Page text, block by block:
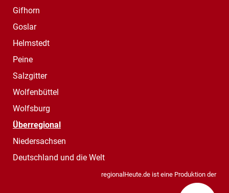
Gifhorn
Goslar
Helmstedt
Peine
Salzgitter
Wolfenbüttel
Wolfsburg
Überregional
Niedersachsen
Deutschland und die Welt
regionalHeute.de ist eine Produktion der